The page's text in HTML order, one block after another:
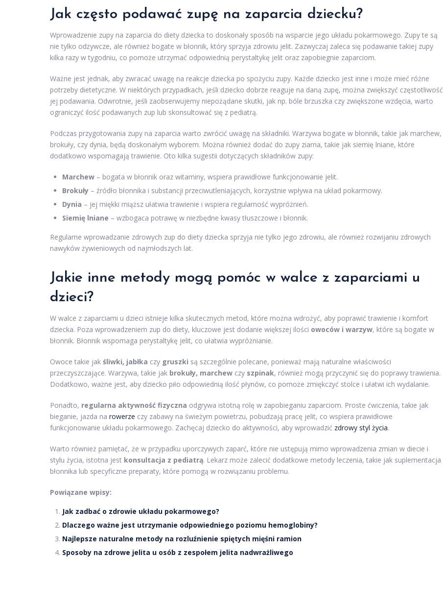
Jak często podawać zupę na zaparcia dziecku?
Wprowadzenie zupy na zaparcia do diety dziecka to doskonały sposób na wsparcie jego układu pokarmowego. Zupy te są
nie tylko odżywcze, ale również bogate w błonnik, który sprzyja zdrowiu jelit. Zazwyczaj zaleca się podawanie takiej zupy
kilka razy w tygodniu, co pomoże utrzymać odpowiednią perystaltykę jelit oraz zapobiegnie zaparciom.
Ważne jest jednak, aby zwracać uwagę na reakcje dziecka po spożyciu zupy. Każde dziecko jest inne i może mieć różne
potrzeby dietetyczne. W niektórych przypadkach, jeśli dziecko dobrze reaguje na daną zupę, można zwiększyć częstotliwość
jej podawania. Odwrotnie, jeśli zaobserwujemy niepożądane skutki, jak np. bóle brzuszka czy zwiększone wzdęcia, warto
ograniczyć ilość podawanych zup lub skonsultować się z pediatrą.
Podczas przygotowania zupy na zaparcia warto zwrócić uwagę na składniki. Warzywa bogate w błonnik, takie jak marchew,
brokuły, czy dynia, będą doskonałym wyborem. Można również dodać do zupy ziarna, takie jak siemię lniane, które
dodatkowo wspomagają trawienie. Oto kilka sugestii dotyczących składników zupy:
Marchew – bogata w błonnik oraz witaminy, wspiera prawidłowe funkcjonowanie jelit.
Brokuły – źródło błonnika i substancji przeciwutleniających, korzystnie wpływa na układ pokarmowy.
Dynia – jej miękki miąższ ułatwia trawienie i wspiera regularność wypróżnień.
Siemię lniane – wzbogaca potrawę w niezbędne kwasy tłuszczowe i błonnik.
Regularne wprowadzanie zdrowych zup do diety dziecka sprzyja nie tylko jego zdrowiu, ale również rozwijaniu zdrowych
nawyków żywieniowych od najmłodszych lat.
Jakie inne metody mogą pomóc w walce z zaparciami u
dzieci?
W walce z zaparciami u dzieci istnieje kilka skutecznych metod, które można wdrożyć, aby poprawić trawienie i komfort
dziecka. Poza wprowadzeniem zup do diety, kluczowe jest dodanie większej ilości owoców i warzyw, które są bogate w
błonnik. Błonnik wspomaga perystaltykę jelit, co ułatwia wypróżnianie.
Owoce takie jak śliwki, jabłka czy gruszki są szczególnie polecane, ponieważ mają naturalne właściwości
przeczyszczające. Warzywa, takie jak brokuły, marchew czy szpinak, również mogą przyczynić się do poprawy trawienia.
Dodatkowo, ważne jest, aby dziecko piło odpowiednią ilość płynów, co pomoże zmiękczyć stolce i ułatwi ich wydalanie.
Ponadto, regularna aktywność fizyczna odgrywa istotną rolę w zapobieganiu zaparciom. Proste ćwiczenia, takie jak
bieganie, jazda na rowerze czy zabawy na świeżym powietrzu, pobudzają pracę jelit, co wspiera prawidłowe
funkcjonowanie układu pokarmowego. Zachęcaj dziecko do aktywności, aby wprowadzić zdrowy styl życia.
Warto również pamiętać, że w przypadku uporczywych zaparć, które nie ustępują mimo wprowadzenia zmian w diecie i
stylu życia, istotna jest konsultacja z pediatrą. Lekarz może zalecić dodatkowe metody leczenia, takie jak suplementacja
błonnika lub specyficzne preparaty, które pomogą w rozwiązaniu problemu.
Powiązane wpisy:
Jak zadbać o zdrowie układu pokarmowego?
Dlaczego ważne jest utrzymanie odpowiedniego poziomu hemoglobiny?
Najlepsze naturalne metody na rozluźnienie spiętych mięśni ramion
Sposoby na zdrowe jelita u osób z zespołem jelita nadwrażliwego